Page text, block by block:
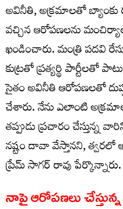
అవినీతి, అక్రమాలతో బ్యాంకు
వచ్చిన ఆరోపణలను
ఖండించారు. మంత్రి పదవి
కుట్రతో ప్రత్యర్థి పార్టీలతో
సైతం అవినీతి ఆరోపణలతో
చేశారు. నేను ఎలాంటి
తప్పుడు ప్రచారం చేస్తున్న
నష్టం దావా వేస్తానని, త్వరలో
ప్రేమ్ సాగర్ రావు పేర్కొన్నారు.
నాపై ఆరోపణలు